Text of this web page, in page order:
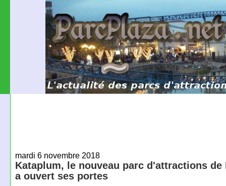
mardi 6 novembre 2018
Kataplum, le nouveau parc d'attractions de
a ouvert ses portes